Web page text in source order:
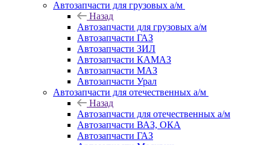
Автозапчасти для грузовых а/м
Назад
Автозапчасти для грузовых а/м
Автозапчасти ГАЗ
Автозапчасти ЗИЛ
Автозапчасти КАМАЗ
Автозапчасти МАЗ
Автозапчасти Урал
Автозапчасти для отечественных а/м
Назад
Автозапчасти для отечественных а/м
Автозапчасти ВАЗ, ОКА
Автозапчасти ГАЗ